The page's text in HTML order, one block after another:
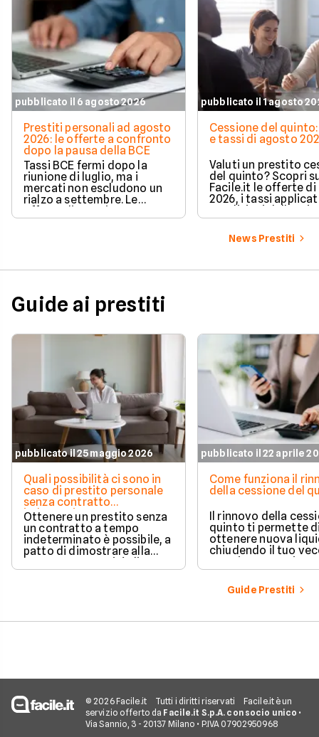
pubblicato il 6 agosto 2026
Prestiti personali ad agosto
2026: le offerte a confronto
dopo la pausa della BCE
Tassi BCE fermi dopo la
riunione di luglio, ma i
mercati non escludono un
rialzo a settembre. Le
personale di agosto 2026 su
pubblicato il 1 agosto
Cessione del
e tassi di agosto
Valuti un prestito
del quinto? Scopri
Facile.it le offerte
2026, i tassi
soluzioni disponibili.
News Prestiti
Guide ai prestiti
pubblicato il 25 maggio 2026
Quali possibilità ci sono in
caso di prestito personale
senza contratto
indeterminato
Ottenere un prestito senza
un contratto a tempo
indeterminato è possibile, a
patto di dimostrare alla
rimborso solida e costante.
quali strategie puoi
pubblicato il 22 aprile
Come funziona il
della cessione del
Il rinnovo della
quinto ti permette
ottenere nuova
chiudendo il tuo
vantaggioso.
Guide Prestiti
© 2026 Facile.it Tutti i diritti riservati
Facile.it è un
servizio offerto da Facile.it S.p.A. con socio unico •
Via Sannio, 3 - 20137 Milano • P.IVA 07902950968